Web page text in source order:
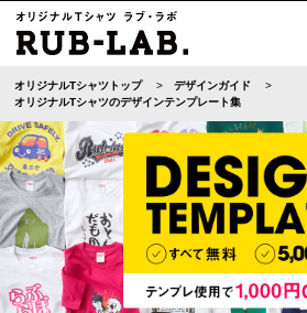
オリジナルTシャツトップ
デザインガイド
オリジナルTシャツのデザインテンプレート集